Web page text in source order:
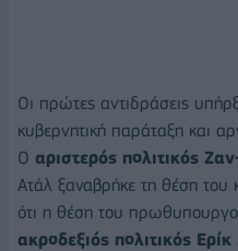
Οι πρώτες αντιδράσεις
κυβερνητική παράταξη και
Ο αριστερός πολιτικός
Ατάλ ξαναβρήκε τη θέση του
ότι η θέση του
ακροδεξιός πολιτικός